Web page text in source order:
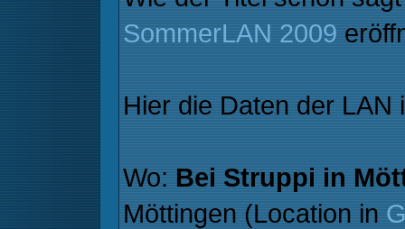
SommerLAN 2009
Hier die Daten der LAN
Wo: Bei Struppi in
Möttingen (Location in